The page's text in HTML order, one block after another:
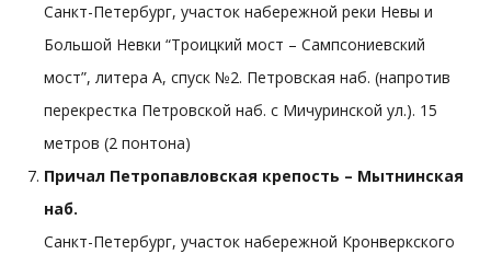
Санкт-Петербург, участок набережной реки Невы и
Большой Невки “Троицкий мост – Сампсониевский
мост”, литера А, спуск №2. Петровская наб. (напротив
перекрестка Петровской наб. с Мичуринской ул.). 15
метров (2 понтона)
Причал Петропавловская крепость – Мытнинская
наб.
Санкт-Петербург, участок набережной Кронверкского